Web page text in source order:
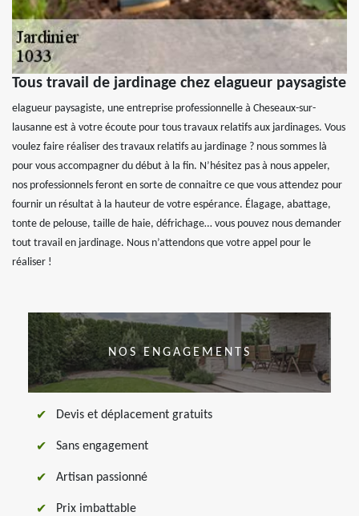
Tous travail de jardinage chez elagueur paysagiste
elagueur paysagiste, une entreprise professionnelle à Cheseaux-sur-
lausanne est à votre écoute pour tous travaux relatifs aux jardinages. Vous
voulez faire réaliser des travaux relatifs au jardinage ? nous sommes là
pour vous accompagner du début à la fin. N’hésitez pas à nous appeler,
nos professionnels feront en sorte de connaitre ce que vous attendez pour
fournir un résultat à la hauteur de votre espérance. Élagage, abattage,
tonte de pelouse, taille de haie, défrichage… vous pouvez nous demander
tout travail en jardinage. Nous n’attendons que votre appel pour le
réaliser !
NOS ENGAGEMENTS
Devis et déplacement gratuits
Sans engagement
Artisan passionné
Prix imbattable